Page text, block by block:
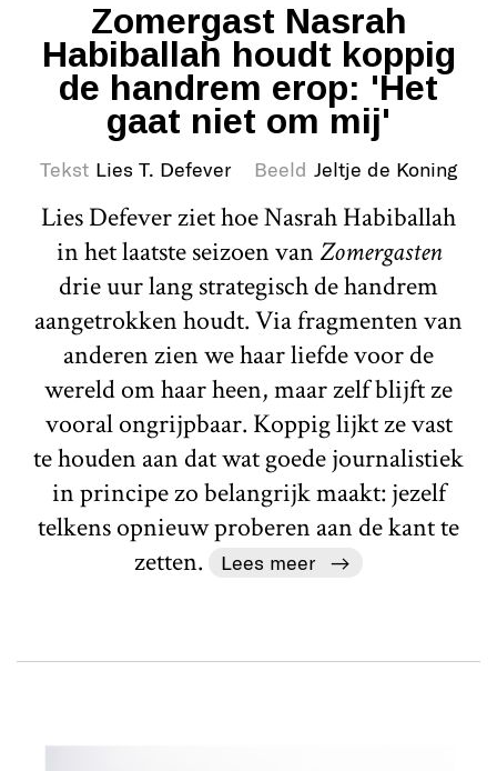
Zomergast Nasrah
Habiballah houdt koppig
de handrem erop: 'Het
gaat niet om mij'
Tekst Lies T. Defever Beeld Jeltje de Koning
Lies Defever ziet hoe Nasrah Habiballah
in het laatste seizoen vanZomergasten
drie uur lang strategisch de handrem
aangetrokken houdt. Via fragmenten van
anderen zien we haar liefde voor de
wereld om haar heen, maar zelf blijft ze
vooral ongrijpbaar. Koppig lijkt ze vast
te houden aan dat wat goede journalistiek
in principe zo belangrijk maakt: jezelf
telkens opnieuw proberen aan de kant te
zetten.
Lees meer